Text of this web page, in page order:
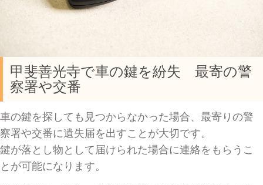
甲斐善光寺で車の鍵を紛失 最寄の警
察署や交番
車の鍵を探しても見つからなかった場合、最寄りの警
察署や交番に遺失届を出すことが大切です。
鍵が落とし物として届けられた場合に連絡をもらうこ
とが可能になります。